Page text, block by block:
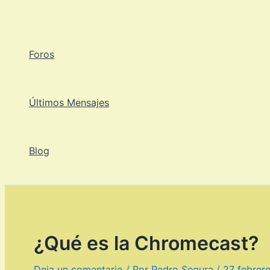
Foros
Últimos Mensajes
Blog
¿Qué es la Chromecast?